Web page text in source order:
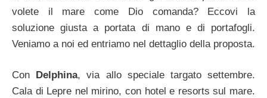
volete il mare come Dio comanda? Eccovi la
soluzione giusta a portata di mano e di portafogli.
Veniamo a noi ed entriamo nel dettaglio della proposta.
Con Delphina, via allo speciale targato settembre.
Cala di Lepre nel mirino, con hotel e resorts sul mare.